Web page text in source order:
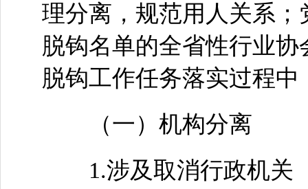
理分离，规范用人关系
脱钩名单的全省性行业
脱钩工作任务落实过程
（一）机构分离
1.涉及取消行政机关（